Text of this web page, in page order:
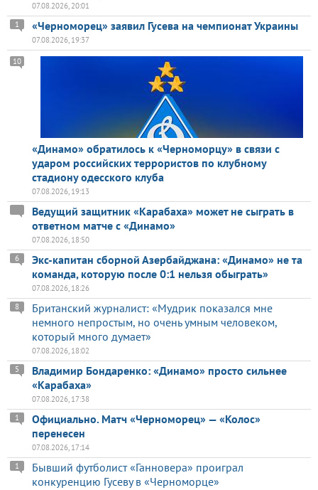
07.08.2026, 20:01
«Черноморец» заявил Гусева на чемпионат Украины
1
07.08.2026, 19:37
«Динамо» обратилось к «Черноморцу» в связи с
ударом российских террористов по клубному
стадиону одесского клуба
10
07.08.2026, 19:13
Ведущий защитник «Карабаха» может не сыграть в
ответном матче с «Динамо»
07.08.2026, 18:50
Экс-капитан сборной Азербайджана: «Динамо» не та
команда, которую после 0:1 нельзя обыграть»
6
07.08.2026, 18:26
Британский журналист: «Мудрик показался мне
немного непростым, но очень умным человеком,
который много думает»
8
07.08.2026, 18:02
Владимир Бондаренко: «Динамо» просто сильнее
«Карабаха»
5
07.08.2026, 17:38
Официально. Матч «Черноморец» — «Колос»
перенесен
1
07.08.2026, 17:14
Бывший футболист «Ганновера» проиграл
конкуренцию Гусеву в «Черноморце»
1